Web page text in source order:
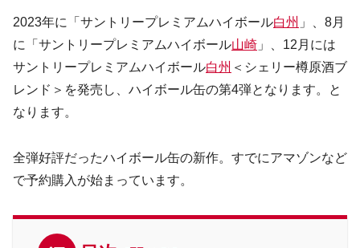
2023年に「サントリープレミアムハイボール白州 」、8月
に「サントリープレミアムハイボール山崎 」、12月には
サントリープレミアムハイボール白州 ＜シェリー樽原酒ブ
レンド＞を発売し、ハイボール缶の第4弾となります。と
なります。
全弾好評だったハイボール缶の新作。すでにアマゾンなど
で予約購入が始まっています。